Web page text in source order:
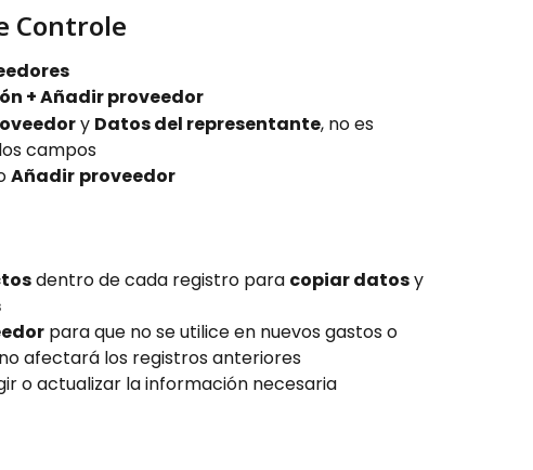
Controle
+ Añadir proveedor
y Datos del representante, no es
campos
Añadir proveedor
dentro de cada registro para copiar datos y
para que no se utilice en nuevos gastos o
afectará los registros anteriores
o actualizar la información necesaria